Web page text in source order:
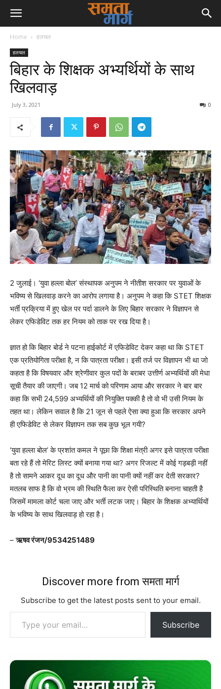
Home हलचल
हलचल
बिहार के शिक्षक अभ्यर्थियों के साथ
खिलवाड़
July 3, 2021 0
2 जुलाई। ‘युवा हल्ला बोल’ संस्थापक अनुपम ने नीतीश सरकार पर युवाओं के
भविष्य से खिलवाड़ करने का आरोप लगाया है। अनुपम ने कहा कि STET शिक्षक
भर्ती प्रक्रिया में हुए खेल पर पर्दा डालने के लिए बिहार सरकार ने विज्ञापन से
लेकर एफिडेविट तक हर नियम को ताक पर रख दिया है।
ज्ञात हो कि बिहार बोर्ड ने पटना हाईकोर्ट में एफिडेविट देकर कहा था कि STET
एक प्रतियोगिता परीक्षा है, न कि पात्रता परीक्षा। इसी तर्ज पर विज्ञापन भी था जो
कहता है कि विषयवार और श्रेणीवार कुल पदों के बराबर उत्तीर्ण अभ्यर्थियों की मेधा
सूची तैयार की जाएगी। जब 12 मार्च को परिणाम आया और सरकार ने बार बार
कहा कि सभी 24,599 अभ्यर्थियों की नियुक्ति पक्की है तो वो भी उसी नियम के
तहत था। लेकिन सवाल है कि 21 जून से पहले ऐसा क्या हुआ कि सरकार अपने
ही एफिडेविट से लेकर विज्ञापन तक सब कुछ भूल गयी?
‘युवा हल्ला बोल’ के प्रशांत कमल ने पूछा कि शिक्षा मंत्री अगर इसे पात्रता परीक्षा
बता रहे हैं तो मेरिट लिस्ट क्यों बनाया गया था? अगर रिजल्ट में कोई गड़बड़ी नहीं
है तो सामने आकर दूध का दूध और पानी का पानी क्यों नहीं कर देती सरकार?
मतलब साफ है कि वो भ्रम की स्थिति फैला कर ऐसी परिस्थिति बनाना चाहती है
जिसमें मामला कोर्ट चला जाए और भर्ती लटक जाए। बिहार के शिक्षक अभ्यार्थियों
के भविष्य के साथ खिलवाड़ हो रहा है।
–ऋषव रंजन/9534251489
Discover more from समता मार्ग
Subscribe to get the latest posts sent to your email.
Type your email…
Subscribe